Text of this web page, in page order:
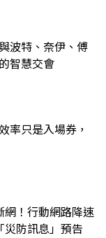
波特、奈伊、傅
智慧交會
率只是入場券，
網！行動網路降速
防訊息」預告